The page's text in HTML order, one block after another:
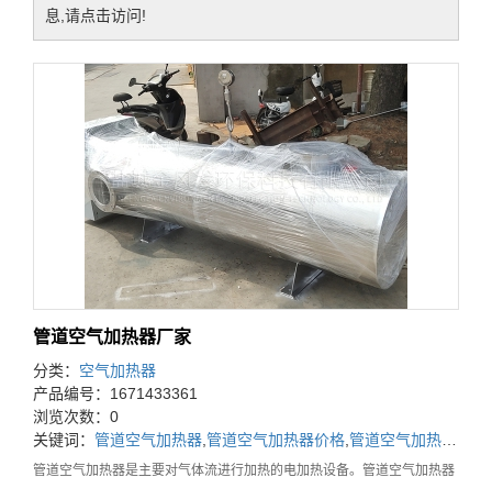
息,请点击访问!
管道空气加热器厂家
分类： 空气加热器
产品编号：1671433361
浏览次数：0
关键词： 管道空气加热器 管道空气加热器价格 管道空气加热器厂家
管道空气加热器是主要对气体流进行加热的电加热设备。管道空气加热器